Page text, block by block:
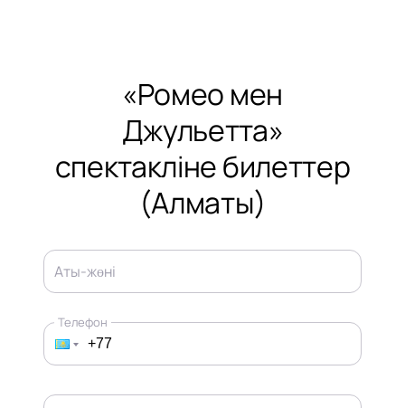
«Ромео мен
Джульетта»
спектакліне билеттер
(Алматы)
Аты-жөні
Телефон